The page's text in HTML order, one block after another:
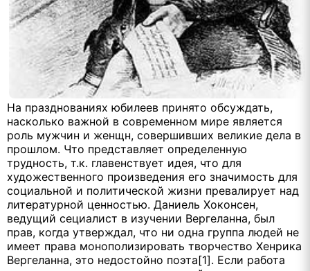
На празднованиях юбилеев принято обсуждать,
насколько важной в современном мире является
роль мужчин и женщн, совершивших великие дела в
прошлом. Что представляет определенную
трудность, т.к. главенствует идея, что для
художественного произведения его значимость для
социальной и политической жизни превалирует над
литературной ценностью. Даниель Хоконсен,
ведущий сециалист в изучении Вергеланна, был
прав, когда утверждал, что ни одна группа людей не
имеет права монополизировать творчество Хенрика
Вергеланна, это недостойно поэта[1]. Если работа